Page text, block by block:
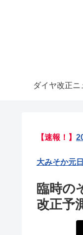
ダイヤ改正ニ
【速報！】
大みそか元
臨時の
改正予